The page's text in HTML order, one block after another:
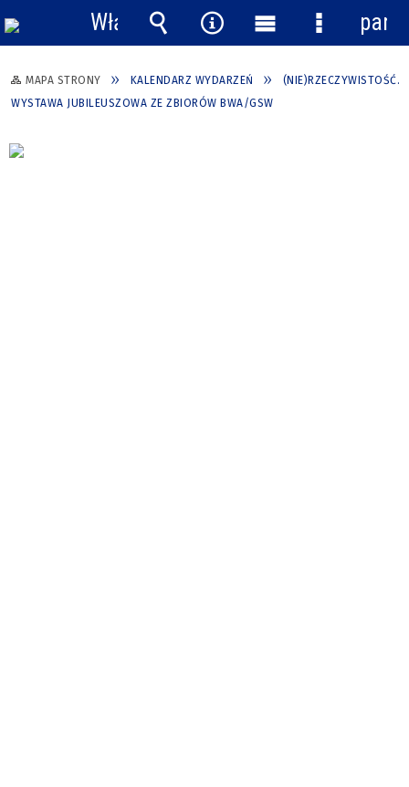
MAPA STRONY KALENDARZ WYDARZEŃ
(NIE)RZECZYWISTOŚĆ.
WYSTAWA JUBILEUSZOWA ZE ZBIORÓW BWA/GSW
Włącz
powiadomienia
Wyszukiwarka
Narzędzia
Menu
główne
Menu
panel